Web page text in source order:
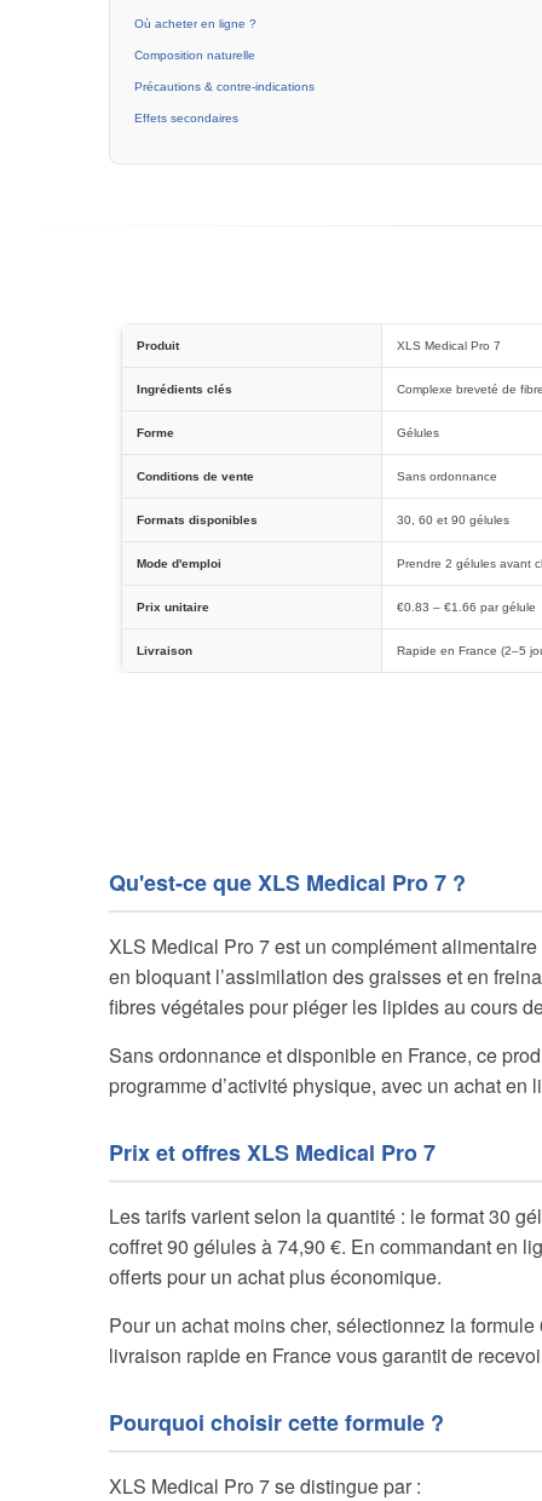
Où acheter en ligne ?
Composition naturelle
Précautions & contre-indications
Effets secondaires
Produit XLS Medical Pro 7
Ingrédients clés Complexe breveté de
Forme Gélules
Conditions de vente Sans ordonnance
Formats disponibles 30, 60 et 90 gélules
Mode d'emploi Prendre 2 gélules avant
Prix unitaire €0.83 – €1.66 par gélule
Livraison Rapide en France (2–5
Qu'est-ce que XLS Medical Pro 7 ?
XLS Medical Pro 7 est un complément
en bloquant l’assimilation des graisses et en
fibres végétales pour piéger les lipides au cours
Sans ordonnance et disponible en France, ce
programme d’activité physique, avec un achat en
Prix et offres XLS Medical Pro 7
Les tarifs varient selon la quantité : le format 30
coffret 90 gélules à 74,90 €. En commandant en
offerts pour un achat plus économique.
Pour un achat moins cher, sélectionnez la
livraison rapide en France vous garantit de
Pourquoi choisir cette formule ?
XLS Medical Pro 7 se distingue par :